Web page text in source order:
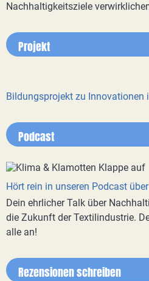
Nachhaltigkeitsziele
Projekt
Bildungsprojekt zu Innovationen
Podcast
Hört rein in unseren Podcast
Dein ehrlicher Talk über
die Zukunft der Textilindustrie.
alle an!
Rezensionen schreiben